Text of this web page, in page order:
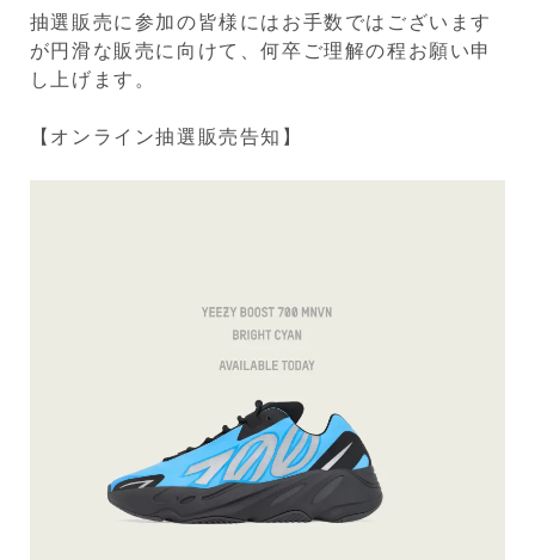
抽選販売に参加の皆様にはお手数ではございます
が円滑な販売に向けて、何卒ご理解の程お願い申
し上げます。
【オンライン抽選販売告知】